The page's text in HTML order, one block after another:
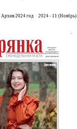
Архив 2024 год 2024 - 11 (Ноябрь)
.